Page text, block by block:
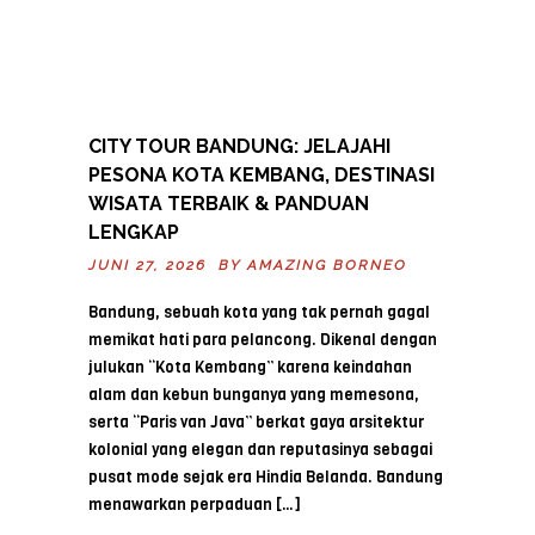
CITY TOUR BANDUNG: JELAJAHI
PESONA KOTA KEMBANG, DESTINASI
WISATA TERBAIK & PANDUAN
LENGKAP
JUNI 27, 2026 BYAMAZING BORNEO
Bandung, sebuah kota yang tak pernah gagal
memikat hati para pelancong. Dikenal dengan
julukan “Kota Kembang” karena keindahan
alam dan kebun bunganya yang memesona,
serta “Paris van Java” berkat gaya arsitektur
kolonial yang elegan dan reputasinya sebagai
pusat mode sejak era Hindia Belanda. Bandung
menawarkan perpaduan […]